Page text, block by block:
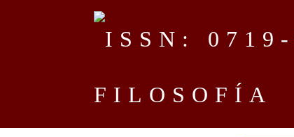
FILOSOFÍA